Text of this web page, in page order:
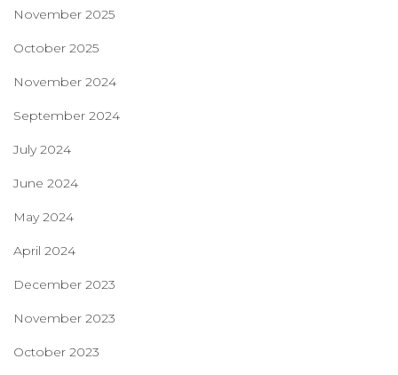
November 2025
October 2025
November 2024
September 2024
July 2024
June 2024
May 2024
April 2024
December 2023
November 2023
October 2023